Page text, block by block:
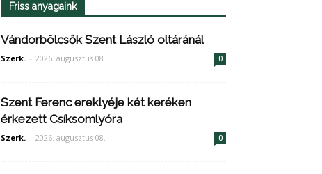
Friss anyagaink
Vándorbölcsők Szent László oltáránál
Szerk. - 2026. augusztus 08. 0
Szent Ferenc ereklyéje két keréken
érkezett Csíksomlyóra
Szerk. - 2026. augusztus 08. 0